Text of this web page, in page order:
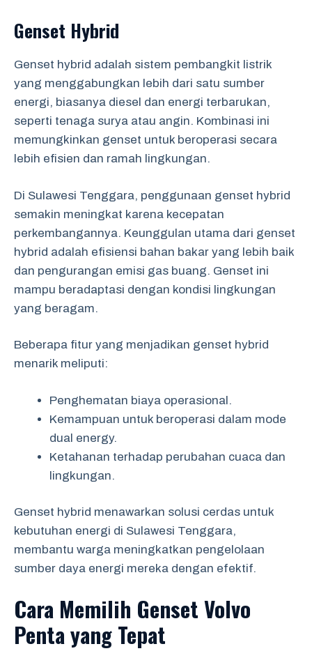
Genset Hybrid
Genset hybrid adalah sistem pembangkit listrik
yang menggabungkan lebih dari satu sumber
energi, biasanya diesel dan energi terbarukan,
seperti tenaga surya atau angin. Kombinasi ini
memungkinkan genset untuk beroperasi secara
lebih efisien dan ramah lingkungan.
Di Sulawesi Tenggara, penggunaan genset hybrid
semakin meningkat karena kecepatan
perkembangannya. Keunggulan utama dari genset
hybrid adalah efisiensi bahan bakar yang lebih baik
dan pengurangan emisi gas buang. Genset ini
mampu beradaptasi dengan kondisi lingkungan
yang beragam.
Beberapa fitur yang menjadikan genset hybrid
menarik meliputi:
Penghematan biaya operasional.
Kemampuan untuk beroperasi dalam mode
dual energy.
Ketahanan terhadap perubahan cuaca dan
lingkungan.
Genset hybrid menawarkan solusi cerdas untuk
kebutuhan energi di Sulawesi Tenggara,
membantu warga meningkatkan pengelolaan
sumber daya energi mereka dengan efektif.
Cara Memilih Genset Volvo
Penta yang Tepat